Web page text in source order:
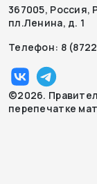
367005, Россия,
пл.Ленина, д. 1
Телефон: 8
©2026.
перепечатке